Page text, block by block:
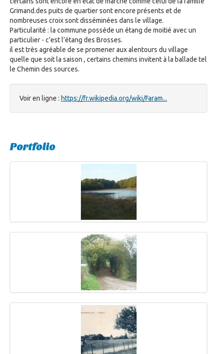
Grimand.des puits de quartier sont encore présents et de
nombreuses croix sont disséminées dans le village.
Particularité : la commune possède un étang de moitié avec un
particulier - c’est l’étang des Brosses.
il est très agréable de se promener aux alentours du village
quelle que soit la saison , certains chemins invitent à la ballade tel
le Chemin des sources.
Voir en ligne : https://fr.wikipedia.org/wiki/Faram...
Portfolio